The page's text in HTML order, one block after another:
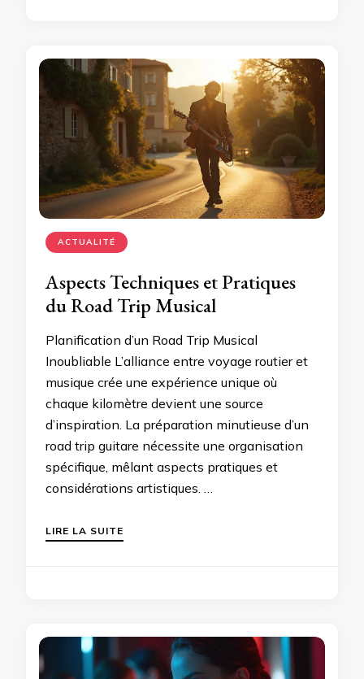
ACTUALITÉ
Aspects Techniques et Pratiques
du Road Trip Musical
Planification d’un Road Trip Musical
Inoubliable L’alliance entre voyage routier et
musique crée une expérience unique où
chaque kilomètre devient une source
d’inspiration. La préparation minutieuse d’un
road trip guitare nécessite une organisation
spécifique, mêlant aspects pratiques et
considérations artistiques. …
LIRE LA SUITE